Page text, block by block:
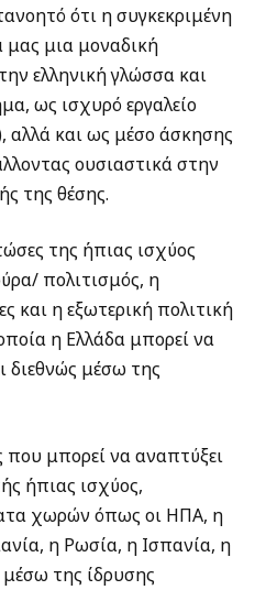
ότι η συγκεκριμένη
μας μια μοναδική
ελληνική γλώσσα και
ως ισχυρό εργαλείο
αλλά και ως μέσο άσκησης
ουσιαστικά στην
της θέσης.
της ήπιας ισχύος
πολιτισμός, η
και η εξωτερική πολιτική
η Ελλάδα μπορεί να
διεθνώς μέσω της
που μπορεί να αναπτύξει
ήπιας ισχύος,
χωρών όπως οι ΗΠΑ, η
η Ρωσία, η Ισπανία, η
της ίδρυσης